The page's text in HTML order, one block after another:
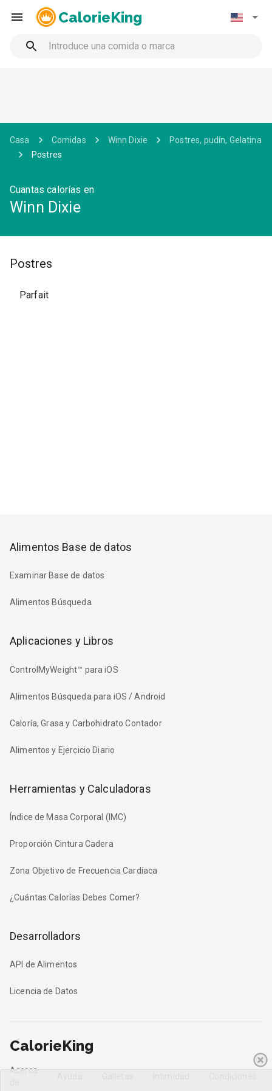
CalorieKing
Casa Comidas Winn Dixie
Postres, pudín, Gelatina
Postres
Cuantas calorías en
Winn Dixie
Postres
Parfait
Alimentos Base de datos
Examinar Base de datos
Alimentos Búsqueda
Aplicaciones y Libros
ControlMyWeight™ para iOS
Alimentos Búsqueda para iOS / Android
Caloría, Grasa y Carbohidrato Contador
Alimentos y Ejercicio Diario
Herramientas y Calculadoras
Índice de Masa Corporal (IMC)
Proporción Cintura Cadera
Zona Objetivo de Frecuencia Cardíaca
¿Cuántas Calorías Debes Comer?
Desarrolladors
API de Alimentos
Licencia de Datos
CalorieKing
Acerca